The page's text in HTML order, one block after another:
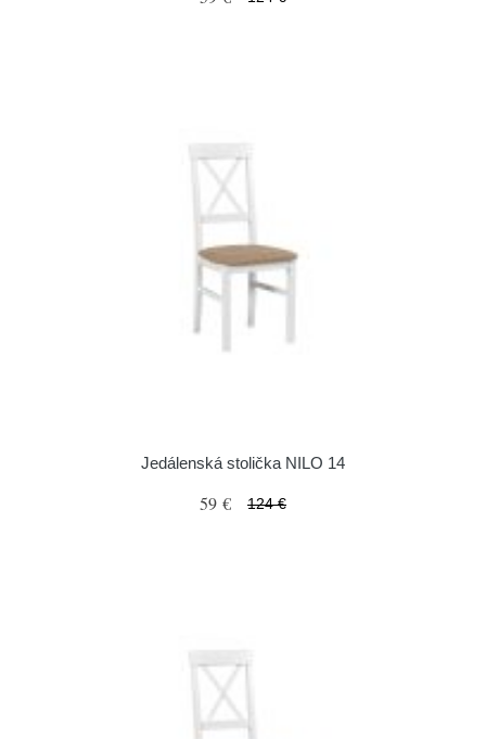
Jedálenská stolička NILO 14
59 € 124 €